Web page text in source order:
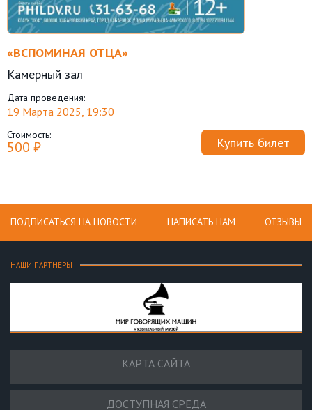
«ВСПОМИНАЯ ОТЦА»
Камерный зал
Дата проведения:
19 Марта 2025, 19:30
Стоимость:
500 ₽ Купить билет
ПОДПИСАТЬСЯ НА НОВОСТИ НАПИСАТЬ НАМ ОТЗЫВЫ
НАШИ ПАРТНЕРЫ
КАРТА САЙТА
ДОСТУПНАЯ СРЕДА